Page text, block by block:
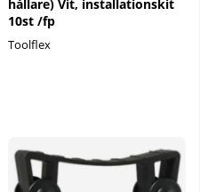
hållare) Vit, installationskit
10st /fp
Toolflex